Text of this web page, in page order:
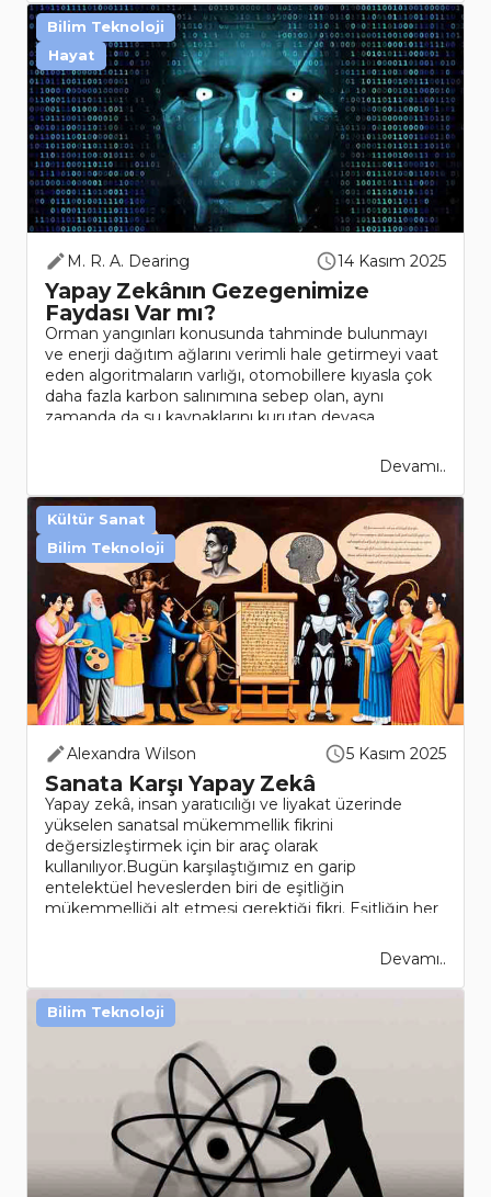
M. R. A. Dearing 14 Kasım 2025
Yapay Zekânın Gezegenimize
Faydası Var mı?
Orman yangınları konusunda tahminde bulunmayı
ve enerji dağıtım ağlarını verimli hale getirmeyi vaat
eden algoritmaların varlığı, otomobillere kıyasla çok
daha fazla karbon salınımına sebep olan, aynı
zamanda da su kaynaklarını kurutan devasa
Devamı..
Bilim Teknoloji
Hayat
Alexandra Wilson 5 Kasım 2025
Sanata Karşı Yapay Zekâ
Yapay zekâ, insan yaratıcılığı ve liyakat üzerinde
yükselen sanatsal mükemmellik fikrini
değersizleştirmek için bir araç olarak
kullanılıyor.Bugün karşılaştığımız en garip
entelektüel heveslerden biri de eşitliğin
mükemmelliği alt etmesi gerektiği fikri. Eşitliğin her
Devamı..
Kültür Sanat
Bilim Teknoloji
Bilim Teknoloji